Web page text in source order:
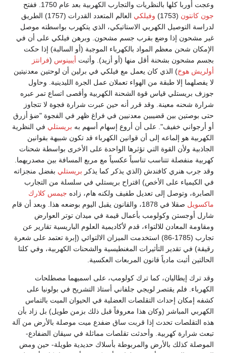
وعجت أوربا كلها بالنظريات والتجارب الكهربية بعد عام 1750. ففتح
جون كانتون (1753) وفيلكي
العالم المتعدد القدرات (1757) الطريق
لدراسة التوصيل الكهربي الاستاتيكي، الذي يتكهرب بواسطته موصل
غير مشحون إذا وضع بقرب جسم مشحون. وبرهن فيلكي على أن في
الإمكان شحن معظم المواد بالكهرباء الموجبة (أو السالبة) إذا حكت
بجسم مشحون بشحنة أقل منها (أو أزيد). وأثبت أيبينوس (فرانتز
أولريش هوخ) الذي كان يعمل مع فيلكي في برلين أن لوحتين معدنيتين
لا يفصلهما إلا طبقة من الهواء تعملان عمل الجرة الليدينية. وحاول
جوزف بريستلي قياس قوة الشحنة الكهربية وأقصى اتساع تمر عبره
شرارة شحنه معينة. وقد قرر أنه حين عبرت شرارة فجوة لا تتجاوز
حتى بوصتين بين قضيبين معدنيين في فراغ ظهر في الفجوة "ضؤ أزرق
أو أرجواني خفيف". على أن أروع إسهام أسهم به بريستلي في النظرية
الكهربية هو إلماعه إلى أن قوانين الكهرباء قد تكون شبيهة بقوانين
الجاذبية ولأن القوة التي تؤثرها الواحدة على الأخرى بواسطة شحنات
كهربية منفصلة تتناسب تناسباً عكسياً مع مربع المسافة بين مصدريهما.
وقد جرب هنري كافندش (الذي يذكر كما يذكر بريستلي بفضل منجزاته
في الكيمياء على الأخص) اقتراح بريستلي في سلسلة من التجارب
الصابرة، وتوصل إلى تعديل طفيف ولكنه هام، زاده جيمس كلارك
ماكسويل
صقلا في 1878، والقانون يقبل اليوم بوضعه هذا. وبعد أن قام
شارل أوجستن وكولومب بأعمال قيمة في ميدان توتر العوارض
ومقاومة المعادن للالتواء، قدم لأكاديمية العلوم الباريسية تقارير عن
تجارب (1785-86) استخدمت الميزان الالتوائي (إبرة تعتمد على شعرة
رقيقة) في تقدير التأثيرات المغنطيسية والشحنات الكهربية، وفي كلتا
الحالتين أثبت مادياً قانون المربعات العكسية.
وقد ترك إيطاليان، كما ترك كولومب، على اسميهما مصطلحات
الكهرباء. فلم يقتصر لويجي جلفاني أستاذ التشريح في بولونيا على
كشفه إمكان إحداث التقلصات العضلية في الحيوان الميت بالتماس
الكهربي المباشر (وكان هذا معروفاً قبل ذلك بزمن طويل) بل زاد بأن
هذه التقلصات تحدث إذا قربت ساق ضفدع ميت موصلة بالأرض من آلة
تبعث شرارة كهربية. وأحدثت تقلصات مماثلة في سيقان الضفادع-
الموصلة كذلك بالأرض والمربوطة بأسلاك حديدية طويلة- حين ومض